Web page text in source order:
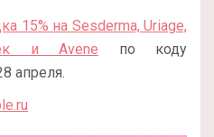
15% на Sesderma, Uriage,
и Avene по коду